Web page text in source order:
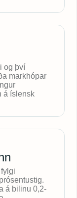
og því
markhópar
á íslensk
á bilinu 0,2-